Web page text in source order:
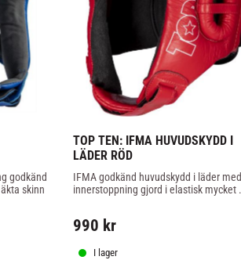
godkänd
skinn
TOP TEN: IFMA HUVUDSKYDD I
LÄDER RÖD
IFMA godkänd huvudskydd i läder med
innerstoppning gjord i elastisk mycket
990 kr
I lager